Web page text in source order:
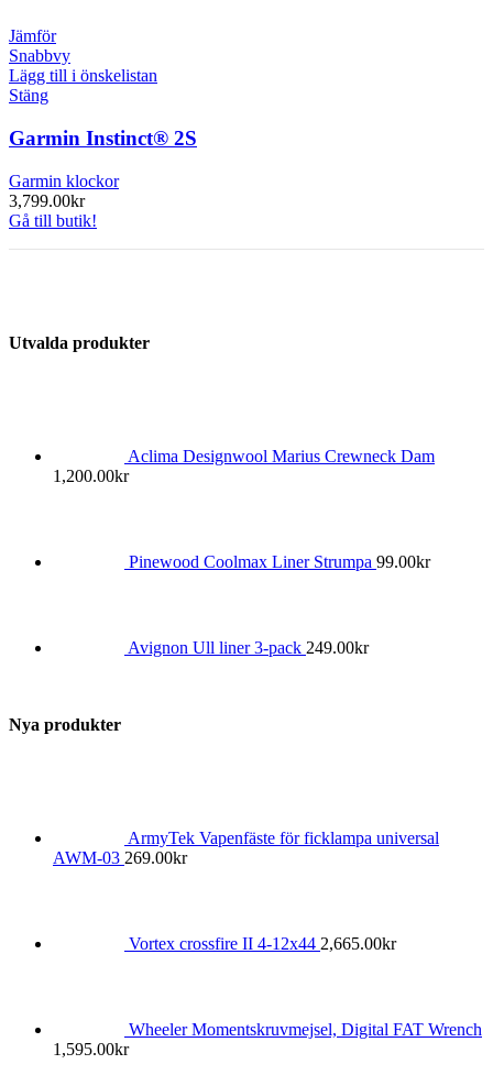
Jämför
Snabbvy
Lägg till i önskelistan
Stäng
Garmin Instinct® 2S
Garmin klockor
3,799.00kr
Gå till butik!
Utvalda produkter
Aclima Designwool Marius Crewneck Dam
1,200.00kr
Pinewood Coolmax Liner Strumpa 99.00kr
Avignon Ull liner 3-pack 249.00kr
Nya produkter
ArmyTek Vapenfäste för ficklampa universal
AWM-03 269.00kr
Vortex crossfire II 4-12x44 2,665.00kr
Wheeler Momentskruvmejsel, Digital FAT Wrench
1,595.00kr